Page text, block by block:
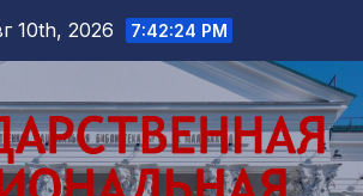
10th, 2026 7:42:25 PM